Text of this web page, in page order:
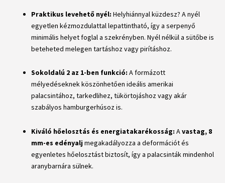
Praktikus levehető nyél: Helyhiánnyal küzdesz? A nyél
egyetlen kézmozdulattal lepattintható, így a serpenyő
minimális helyet foglal a szekrényben. Nyél nélkül a sütőbe is
beteheted melegen tartáshoz vagy pirításhoz.
Sokoldalú 2 az 1-ben funkció: A formázott
mélyedéseknek köszönhetően ideális amerikai
palacsintához, tarkedlihez, tükörtojáshoz vagy akár
szabályos hamburgerhúsoz is.
Kiváló hőelosztás és energiatakarékosság: A vastag, 8
mm-es edényalj megakadályozza a deformációt és
egyenletes hőelosztást biztosít, így a palacsinták mindenhol
aranybarnára sülnek.